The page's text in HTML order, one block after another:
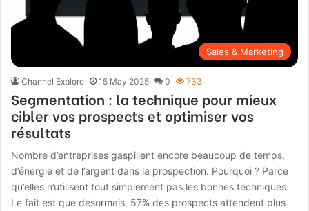
Sales & Marketing
Channel Explore 15 May 2025 0 733
Segmentation : la technique pour mieux
cibler vos prospects et optimiser vos
résultats
Nombre d’entreprises gaspillent encore beaucoup de temps,
d’énergie et de l’argent dans la prospection. Pourquoi ? Parce
qu’elles n’utilisent tout simplement pas les bonnes techniques.
Le fait est que désormais, 57% des prospects attendent plus